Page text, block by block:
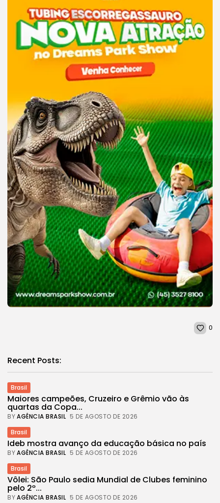
0
Recent Posts:
Brasil
Maiores campeões, Cruzeiro e Grêmio vão às
quartas da Copa...
BYAGÊNCIA BRASIL 5 DE AGOSTO DE 2026
Brasil
Ideb mostra avanço da educação básica no país
BYAGÊNCIA BRASIL 5 DE AGOSTO DE 2026
Brasil
Vôlei: São Paulo sedia Mundial de Clubes feminino
pelo 2º...
BYAGÊNCIA BRASIL 5 DE AGOSTO DE 2026